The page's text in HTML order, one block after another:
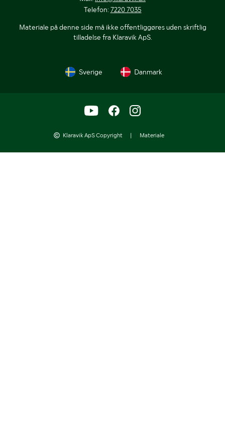
Telefon: 7220 7035
Materiale på denne side må ikke offentliggøres uden skriftlig
tilladelse fra Klaravik ApS.
Sverige Danmark
Klaravik ApS Copyright | Materiale